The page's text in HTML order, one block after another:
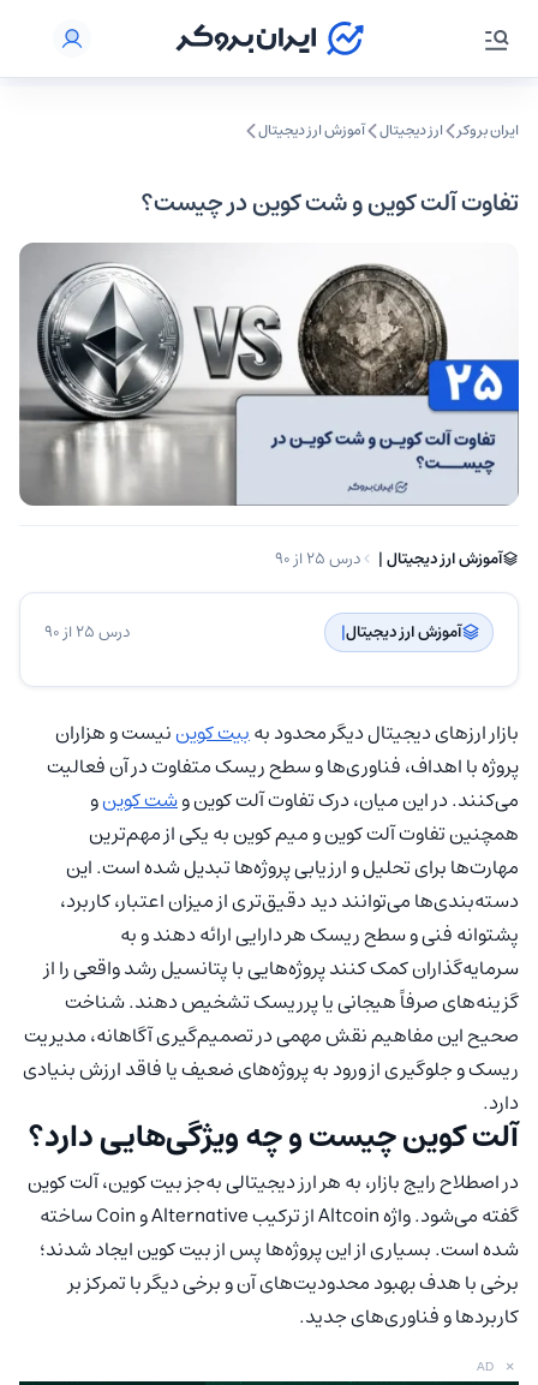
ایران بروکر ارز دیجیتال آموزش ارز دیجیتال
تفاوت آلت کوین و شت کوین در چیست؟
آموزش ارز دیجیتال | ‌ درس 25 از 90
آموزش ارز دیجیتال| ‌ درس 25 از 90
بازار ارزهای دیجیتال دیگر محدود بهبیت کویننیست و هزاران
پروژه با اهداف، فناوری‌ها و سطح ریسک متفاوت در آن فعالیت
می‌کنند. در این میان، درک تفاوت آلت کوین وشت کوینو
همچنین تفاوت آلت کوین و میم کوین به یکی از مهم‌ترین
مهارت‌ها برای تحلیل و ارزیابی پروژه‌ها تبدیل شده است. این
دسته‌بندی‌ها می‌توانند دید دقیق‌تری از میزان اعتبار، کاربرد،
پشتوانه فنی و سطح ریسک هر دارایی ارائه دهند و به
سرمایه‌گذاران کمک کنند پروژه‌هایی با پتانسیل رشد واقعی را از
گزینه‌های صرفاً هیجانی یا پرریسک تشخیص دهند. شناخت
صحیح این مفاهیم نقش مهمی در تصمیم‌گیری آگاهانه، مدیریت
ریسک و جلوگیری از ورود به پروژه‌های ضعیف یا فاقد ارزش بنیادی
دارد.
آلت کوین چیست و چه ویژگی‌هایی دارد؟
در اصطلاح رایج بازار، به هر ارز دیجیتالی به‌جز بیت کوین، آلت کوین
گفته می‌شود. واژه Altcoin از ترکیب Alternative و Coin ساخته
شده است. بسیاری از این پروژه‌ها پس از بیت کوین ایجاد شدند؛
برخی با هدف بهبود محدودیت‌های آن و برخی دیگر با تمرکز بر
کاربردها و فناوری‌های جدید.
AD ×